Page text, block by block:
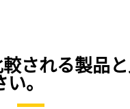
される製品
い。